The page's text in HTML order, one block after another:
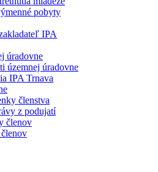
pobyty
IPA
úradovne
územnej úradovne
IPA Trnava
členstva
z podujatí
členov